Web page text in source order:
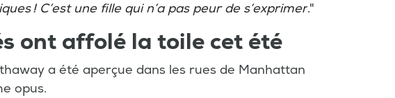
! C’est une fille qui n’a pas peur de s’exprimer."
ont affolé la toile cet été
a été aperçue dans les rues de Manhattan
opus.